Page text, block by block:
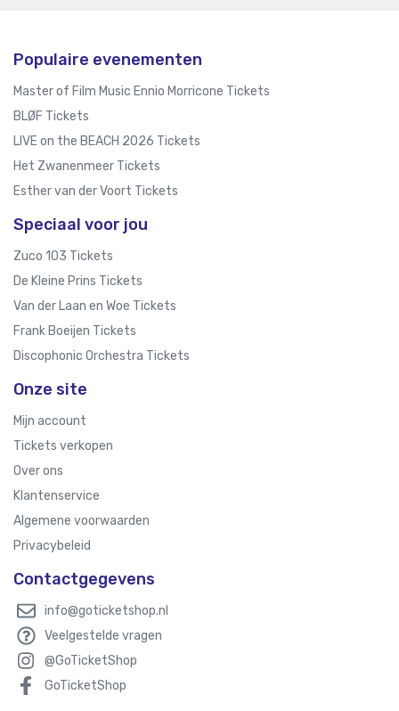
Populaire evenementen
Master of Film Music Ennio Morricone Tickets
BLØF Tickets
LIVE on the BEACH 2026 Tickets
Het Zwanenmeer Tickets
Esther van der Voort Tickets
Speciaal voor jou
Zuco 103 Tickets
De Kleine Prins Tickets
Van der Laan en Woe Tickets
Frank Boeijen Tickets
Discophonic Orchestra Tickets
Onze site
Mijn account
Tickets verkopen
Over ons
Klantenservice
Algemene voorwaarden
Privacybeleid
Contactgegevens
info@goticketshop.nl
Veelgestelde vragen
@GoTicketShop
GoTicketShop